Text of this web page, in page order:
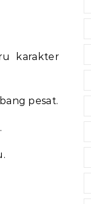
karakter
pesat.